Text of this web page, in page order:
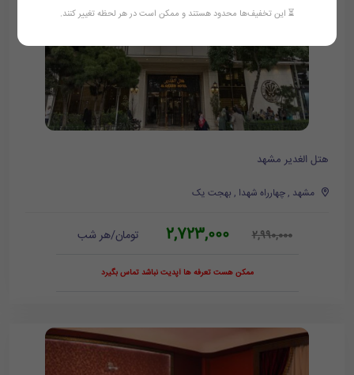
هتل الغدیر مشهد
مشهد , چهارراه شهدا , بهجت یک
2,990,000
2,723,000 تومان/هر شب
ممکن هست تعرفه ها آپدیت نباشد تماس بگیرد
⏳ این تخفیف‌ها محدود هستند و ممکن است در هر لحظه تغییر کنند.